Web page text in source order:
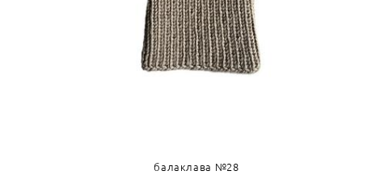
балаклава №28